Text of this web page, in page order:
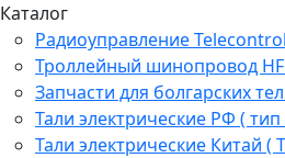
Каталог
Радиоуправление Telecontrol
Троллейный шинопровод
Запчасти для болгарских
Тали электрические РФ ( тип
Тали электрические Китай (